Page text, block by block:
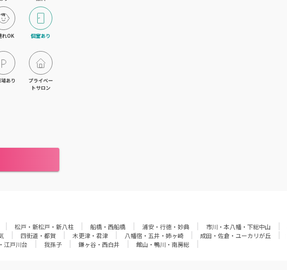
れOK 個室あり
あり
プライベー
トサロン
松戸・新松戸・新八柱 船橋・西船橋 浦安・行徳・妙典 市川・本八幡・下総中山
四街道・都賀 木更津・君津 八幡宿・五井・姉ヶ崎 成田・佐倉・ユーカリが丘
江戸川台 我孫子 鎌ヶ谷・西白井 館山・鴨川・南房総